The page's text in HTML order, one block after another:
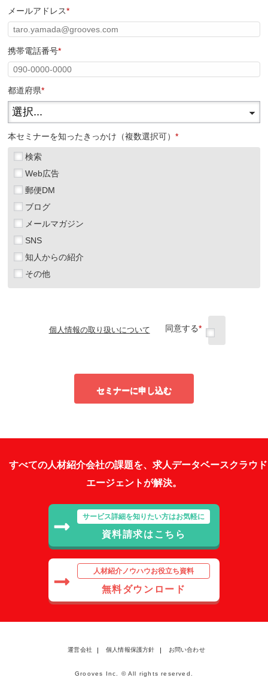
*
メールアドレス
*
携帯電話番号
*
都道府県
*
本セミナーを知ったきっかけ（複数選択可）
検索
Web広告
郵便DM
ブログ
メールマガジン
SNS
知人からの紹介
その他
個人情報の取り扱いについて *
同意する
セミナーに申し込む
すべての人材紹介会社の課題を、求人データベースクラウド
エージェントが解決。
サービス詳細を知りたい方はお気軽に
資料請求はこちら
人材紹介ノウハウお役立ち資料
無料ダウンロード
運営会社 個人情報保護方針 お問い合わせ
Grooves Inc. © All rights reserved.